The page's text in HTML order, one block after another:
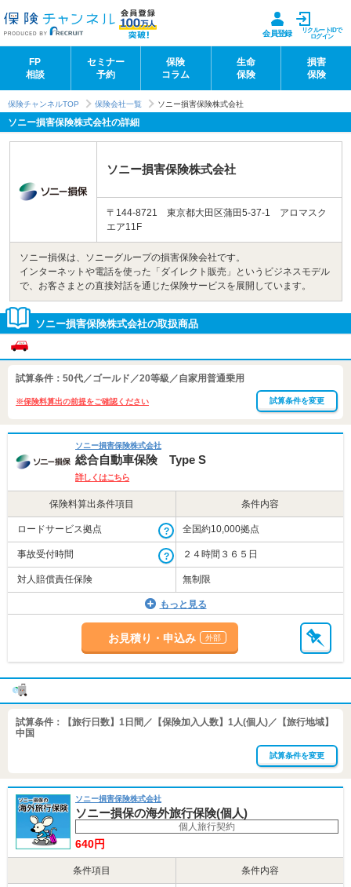
会員登録
リクルートIDで
ログイン
FP
相談
セミナー
予約
保険
コラム
生命
保険
損害
保険
保険チャンネルTOP 保険会社一覧 ソニー損害保険株式会社
ソニー損害保険株式会社の詳細
ソニー損害保険株式会社
〒144-8721 東京都大田区蒲田5-37-1 アロマスク
エア11F
ソニー損保は、ソニーグループの損害保険会社です。
インターネットや電話を使った「ダイレクト販売」というビジネスモデル
で、お客さまとの直接対話を通じた保険サービスを展開しています。
ソニー損害保険株式会社の取扱商品
試算条件：50代／ゴールド／20等級／自家用普通乗用
※保険料算出の前提をご確認ください 試算条件を変更
ソニー損害保険株式会社
総合自動車保険 Type S
詳しくはこちら
保険料算出条件項目 条件内容
ロードサービス拠点 全国約10,000拠点
事故受付時間 ２４時間３６５日
対人賠償責任保険 無制限
もっと見る
お見積り・申込み
旅行
試算条件：【旅行日数】1日間／【保険加入人数】1人(個人)／【旅行地域】
中国
試算条件を変更
ソニー損害保険株式会社
ソニー損保の海外旅行保険(個人)
個人旅行契約
640円
条件項目 条件内容